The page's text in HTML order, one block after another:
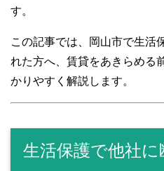
す。
この記事では、岡山市で生活
れた方へ、賃貸をあきらめる
かりやすく解説します。
生活保護で他社